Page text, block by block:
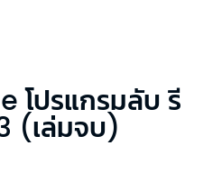
โปรแกรมลับ รี
(เล่มจบ)